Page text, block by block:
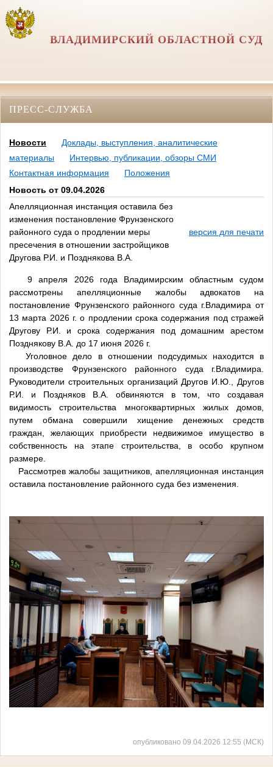
ВЛАДИМИРСКИЙ ОБЛАСТНОЙ СУД
ПРЕСС-СЛУЖБА
Новости
Доклады, выступления, аналитические
материалы
Интервью, публикации, обзоры СМИ
Контактная информация
Положения
Новость от 09.04.2026
Апелляционная инстанция оставила без
изменения постановление Фрунзенского
районного суда о продлении меры
пресечения в отношении застройщиков
Другова Р.И. и Позднякова В.А.
версия для печати
9 апреля 2026 года Владимирским областным судом
рассмотрены апелляционные жалобы адвокатов на
постановление Фрунзенского районного суда г.Владимира от
13 марта 2026 г. о продлении срока содержания под стражей
Другову Р.И. и срока содержания под домашним арестом
Позднякову В.А. до 17 июня 2026 г.
Уголовное дело в отношении подсудимых находится в
производстве Фрунзенского районного суда г.Владимира.
Руководители строительных организаций Другов И.Ю., Другов
Р.И. и Поздняков В.А. обвиняются в том, что создавая
видимость строительства многоквартирных жилых домов,
путем обмана совершили хищение денежных средств
граждан, желающих приобрести недвижимое имущество в
собственность на этапе строительства, в особо крупном
размере.
Рассмотрев жалобы защитников, апелляционная инстанция
оставила постановление районного суда без изменения.
опубликовано 09.04.2026 12:55 (МСК)